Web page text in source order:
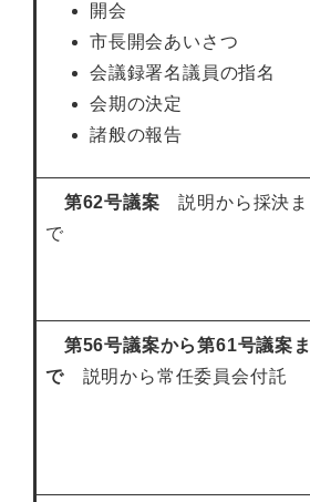
開会
市長開会あいさつ
会議録署名議員の指名
会期の決定
諸般の報告
第62号議案 説明から採決ま
で
第56号議案から第61号議案ま
で説明から常任委員会付託